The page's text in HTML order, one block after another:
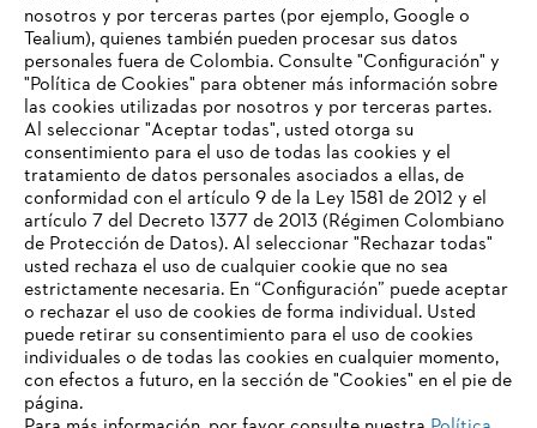
Contacto
Carrera profesional
Sistema de denuncia de irregularidades
nosotros y por terceras partes (por ejemplo, Google o
Tealium), quienes también pueden procesar sus datos
personales fuera de Colombia. Consulte "Configuración" y
"Política de Cookies" para obtener más información sobre
las cookies utilizadas por nosotros y por terceras partes.
Al seleccionar "Aceptar todas", usted otorga su
consentimiento para el uso de todas las cookies y el
tratamiento de datos personales asociados a ellas, de
conformidad con el artículo 9 de la Ley 1581 de 2012 y el
artículo 7 del Decreto 1377 de 2013 (Régimen Colombiano
de Protección de Datos). Al seleccionar "Rechazar todas"
usted rechaza el uso de cualquier cookie que no sea
estrictamente necesaria. En “Configuración” puede aceptar
o rechazar el uso de cookies de forma individual. Usted
puede retirar su consentimiento para el uso de cookies
individuales o de todas las cookies en cualquier momento,
con efectos a futuro, en la sección de "Cookies" en el pie de
página.